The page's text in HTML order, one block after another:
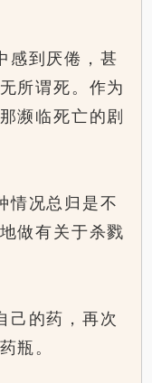
感到厌倦，甚
所谓死。作为
濒临死亡的剧
情况总归是不
做有关于杀戮
己的药，再次
瓶。